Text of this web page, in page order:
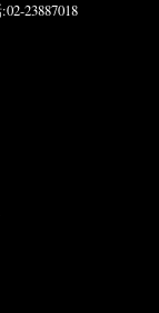
23887018